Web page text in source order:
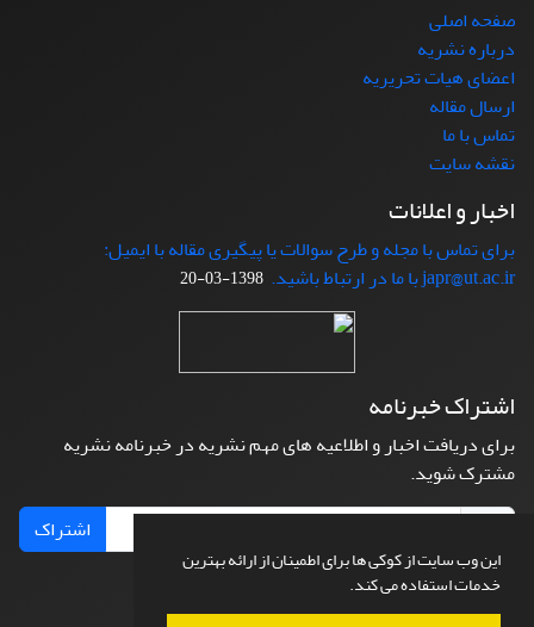
این وب سایت از کوکی ها برای اطمینان از ارائه بهترین
خدمات استفاده می کند.
صفحه اصلی
درباره نشریه
اعضای هیات تحریریه
ارسال مقاله
تماس با ما
نقشه سایت
اخبار و اعلانات
برای تماس با مجله و طرح سوالات یا پیگیری مقاله با ایمیل:
japr@ut.ac.ir با ما در ارتباط باشید.
1398-03-20
اشتراک خبرنامه
برای دریافت اخبار و اطلاعیه های مهم نشریه در خبرنامه نشریه
مشترک شوید.
اشتراک